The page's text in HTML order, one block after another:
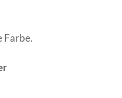
Farbe.